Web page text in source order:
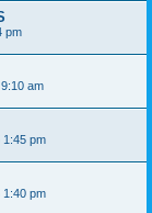
pm
am
1:45 pm
1:40 pm